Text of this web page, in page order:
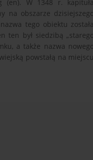
(en). W 1348 r. kapituła
na obszarze dzisiejszego
tego obiektu została
ten był siedzibą „starego
a także nazwa nowego
powstałą na miejscu